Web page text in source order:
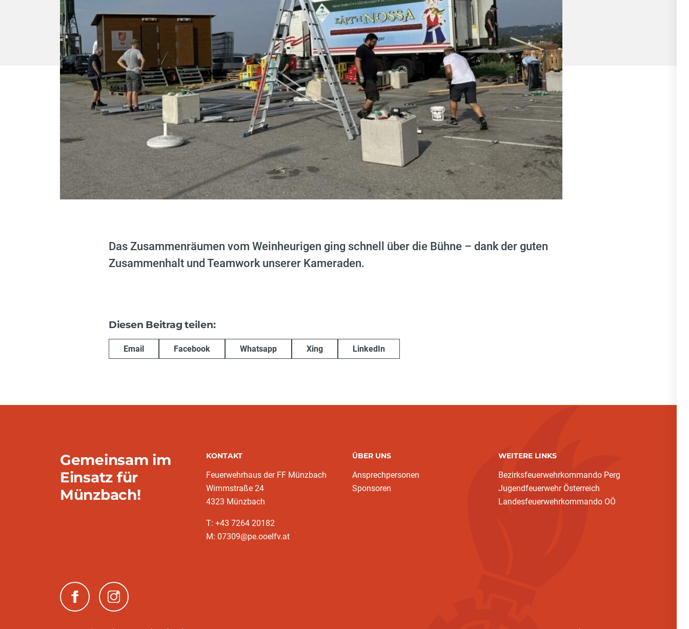
Das Zusammenräumen vom Weinheurigen ging schnell über die Bühne – dank der guten
Zusammenhalt und Teamwork unserer Kameraden.
Diesen Beitrag teilen:
Email Facebook Whatsapp Xing LinkedIn
Gemeinsam im
Einsatz für
Münzbach!
KONTAKT
Feuerwehrhaus der FF Münzbach
Wimmstraße 24
4323 Münzbach
T: +43 7264 20182
M: 07309@pe.ooelfv.at
ÜBER UNS
Ansprechpersonen
Sponsoren
WEITERE LINKS
Bezirksfeuerwehrkommando Perg
Jugendfeuerwehr Österreich
Landesfeuerwehrkommando OÖ
(neues Fenster)(neues Fenster)